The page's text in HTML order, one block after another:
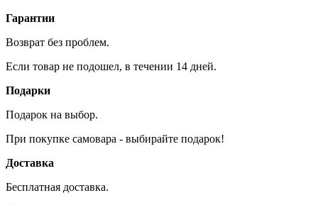
Гарантии
Возврат без проблем.
Если товар не подошел, в течении 14 дней.
Подарки
Подарок на выбор.
При покупке самовара - выбирайте подарок!
Доставка
Бесплатная доставка.